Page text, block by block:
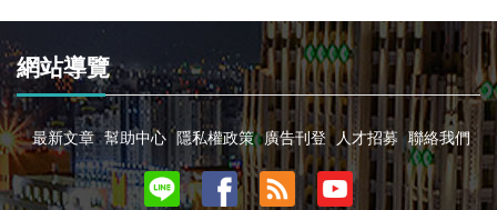
網站導覽
最新文章 幫助中心 隱私權政策 廣告刊登 人才招募 聯絡我們